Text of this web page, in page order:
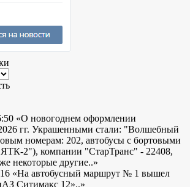
«О новогоднем оформлении
гг. Украшенными стали: "Волшебный
номерам: 202, автобусы с бортовыми
2"), компании "СтарТранс" - 22408,
некоторые другие..»
«На автобусный маршрут № 1 вышел
Ситимакс 12»..»